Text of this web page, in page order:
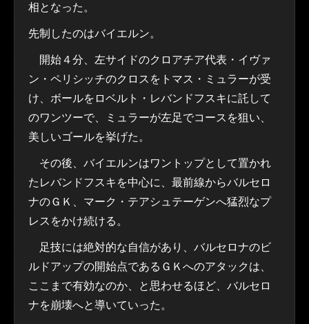
相となった。
先制したのはバイエルン。
開始４分、左サイドのクロアチア代表・イヴァ
ン・ペリシッチのクロスをトマス・ミュラーが受
け、ボールをロベルト・レバンドフスキに託して
のワンツーで、ミュラーが左足でコースを狙い、
美しいゴールを挙げた。
その後、バイエルンはワントップとして置かれ
たレバンドフスキを中心に、最前線からバルセロ
ナのＧＫ、マーク・テアシュテーゲンへ猛烈なプ
レスをかけ続ける。
足技には絶対的な自信があり、バルセロナのビ
ルドアップの開始点であるＧＫへのアタックは、
ここまで有効なのか、と思わせるほど、バルセロ
ナを崩壊へと導いていった。